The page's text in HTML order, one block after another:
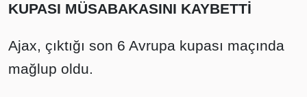
KUPASI MÜSABAKASINI KAYBETTİ
Ajax, çıktığı son 6 Avrupa kupası maçında
mağlup oldu.